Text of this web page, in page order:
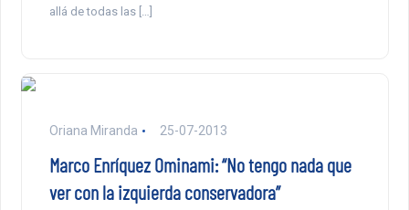
allá de todas las […]
Oriana Miranda 25-07-2013
Marco Enríquez Ominami: “No tengo nada que
ver con la izquierda conservadora”